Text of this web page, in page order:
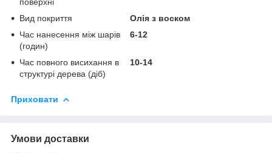
Вид покриття
Олія з воском
Час нанесення між шарів
(годин)
6-12
Час повного висихання в
структурі дерева (діб)
10-14
Приховати
Умови доставки